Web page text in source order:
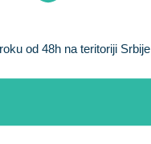
od 48h na teritoriji Srbije